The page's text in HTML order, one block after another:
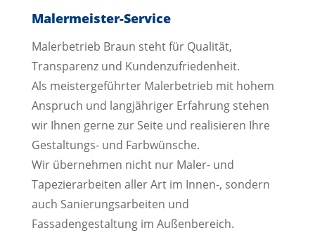
Malermeister-Service
Malerbetrieb Braun steht für Qualität,
Transparenz und Kundenzufriedenheit.
Als meistergeführter Malerbetrieb mit hohem
Anspruch und langjähriger Erfahrung stehen
wir Ihnen gerne zur Seite und realisieren Ihre
Gestaltungs- und Farbwünsche.
Wir übernehmen nicht nur Maler- und
Tapezierarbeiten aller Art im Innen-, sondern
auch Sanierungsarbeiten und
Fassadengestaltung im Außenbereich.